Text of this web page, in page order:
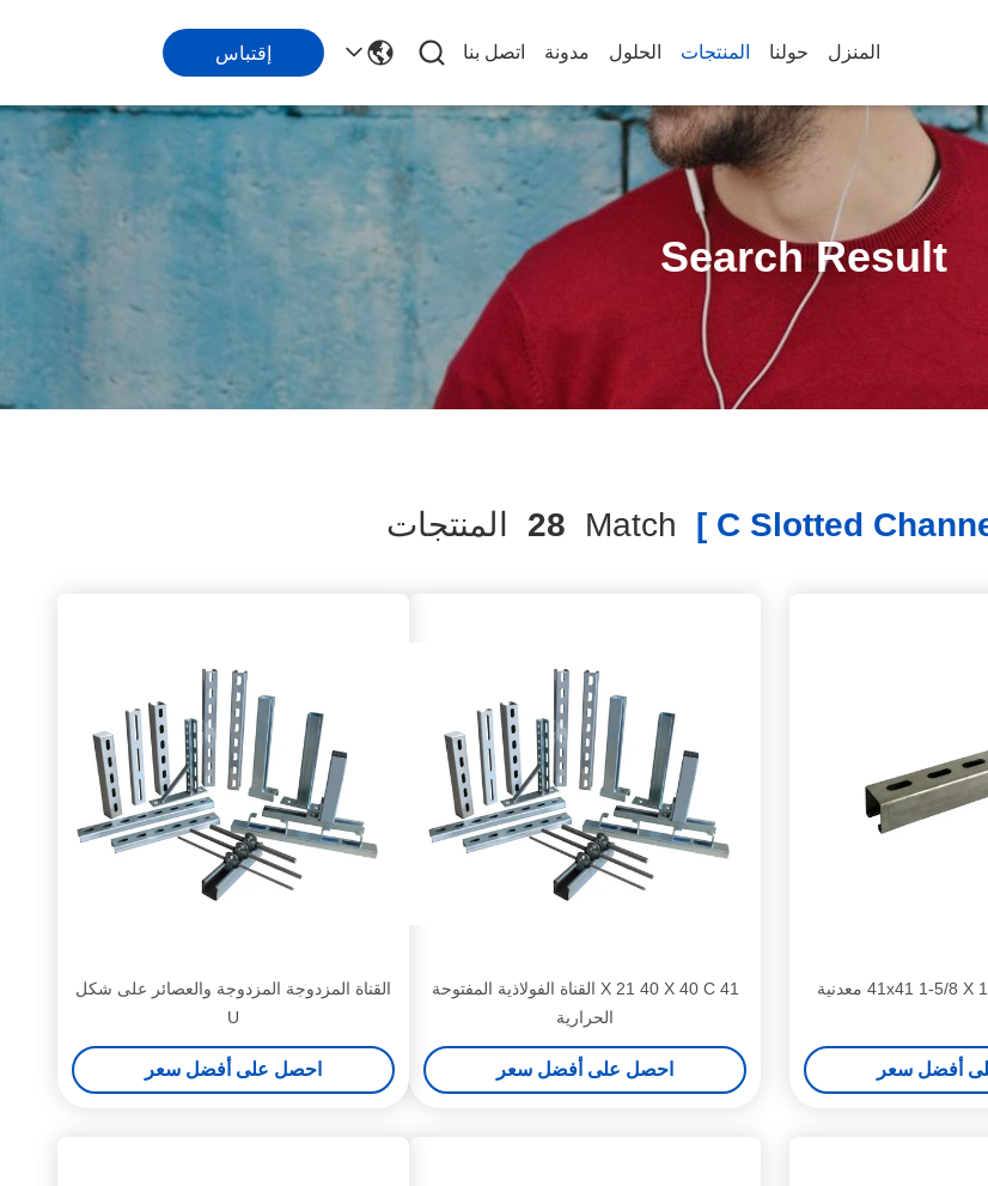
المنزل حولنا المنتجات الحلول مدونة اتصل بنا إقتباس
Search Result
28 المنتجات
أفضل سعر
41 X 21 40 X 40 C القناة الفولاذية المفتوحة
الحرارية
احصل على أفضل سعر
القناة المزدوجة المزدوجة والعصائر على شكل
U
احصل على أفضل سعر